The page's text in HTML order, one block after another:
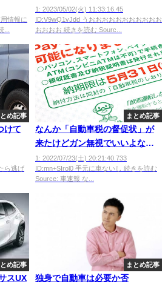
情報に
1: 2023/05/02(火) 11:33:16.45
ID:V9wQ1vJdd うおおおおおおおおおおお
おおおお 続きを読む Sourc...
とめ記事
けて
ら逃げ
まとめ記事
なんか「自動車税の督促状」が
来たけどガン無視でいいよな？
ｗｗｗｗｗ
1: 2022/07/23(土) 20:21:40.733
ID:mn+SIrol0 手元に車ないし 続きを読む
Source: 車速報 な...
とめ記事
スUX
まとめ記事
独身で自動車は必要か否